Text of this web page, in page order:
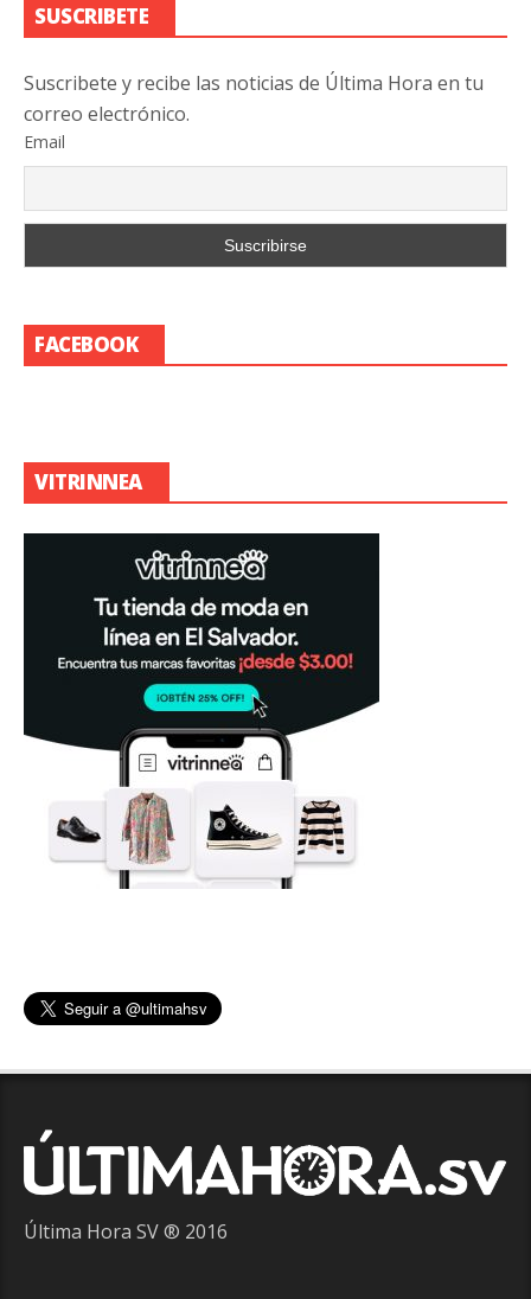
SUSCRIBETE
Suscribete y recibe las noticias de Última Hora en tu
correo electrónico.
Email
FACEBOOK
VITRINNEA
Última Hora SV ® 2016